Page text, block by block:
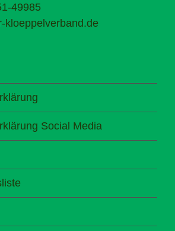
49985
kloeppelverband.de
Social Media